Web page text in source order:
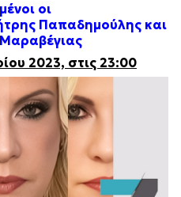
οι
Παπαδημούλης και
2023, στις 23:00